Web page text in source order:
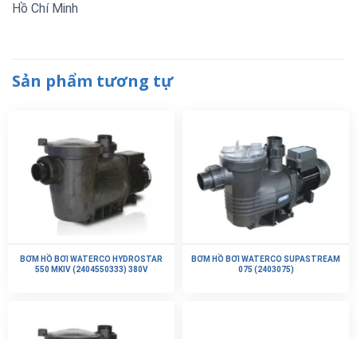
Hồ Chí Minh
Sản phẩm tương tự
BƠM HỒ BƠI WATERCO HYDROSTAR
550 MKIV (2404550333) 380V
BƠM HỒ BƠI WATERCO SUPASTREAM
075 (2403075)